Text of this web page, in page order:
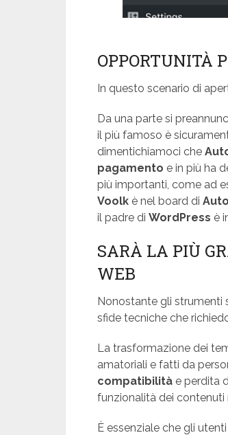
OPPORTUNITÀ
In questo scenario di
Da una parte si
il più famoso è
dimentichiamoci che
pagamento e in più ha
più importanti, come ad
Voolk è nel board di
il padre di WordPress è
SARÀ LA PIÙ
WEB
Nonostante gli strumenti
sfide tecniche che
La trasformazione dei
amatoriali e fatti da
compatibilità e perdita
funzionalità dei contenuti
È essenziale che gli